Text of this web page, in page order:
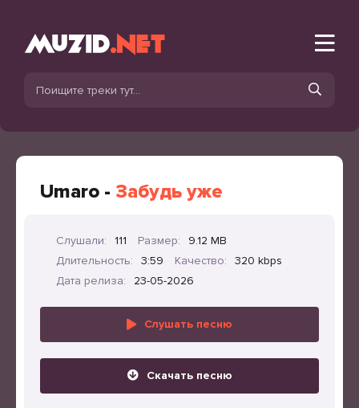
Umaro - Забудь уже
Слушали: 111 Размер:
9.12 MB
Длительность:
3:59 Качество:
320 kbps
Дата релиза:
23-05-2026
Слушать песню
Скачать песню